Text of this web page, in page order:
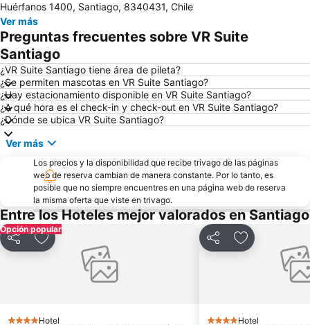
Parque Bustamante
Cerro San Cristóbal
La Parva
Universidad de Chile
El Colorado
Barrio Bellavista
Parque Balmaceda
Centro Comercial Mall del Centro
Metro de Santiago
Huérfanos 1400, Santiago, 8340431, Chile
Ver más
Preguntas frecuentes sobre VR Suite
Santiago
¿VR Suite Santiago tiene área de pileta?
¿Se permiten mascotas en VR Suite Santiago?
¿Hay estacionamiento disponible en VR Suite Santiago?
¿A qué hora es el check-in y check-out en VR Suite Santiago?
¿Dónde se ubica VR Suite Santiago?
Ver más
Los precios y la disponibilidad que recibe trivago de las páginas
web de reserva cambian de manera constante. Por lo tanto, es
posible que no siempre encuentres en una página web de reserva
la misma oferta que viste en trivago.
Entre los Hoteles mejor valorados en Santiago
Opción popular
CompartirAñadir a favoritos
Hotel
CompartirAñadir a
Hotel